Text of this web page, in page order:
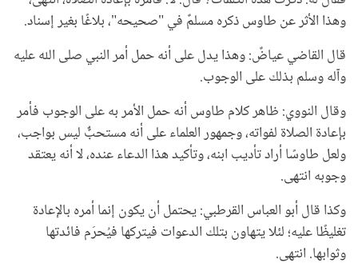
وهذا الأثر عن طاوس ذكره مسلمٌ في "صحيحه"، بلاغًا بغير إسناد.
قال القاضي عياضٌ: وهذا يدل على أنه حمل أمر النبي صلى الله عليه
وآله وسلم بذلك على الوجوب.
وقال النووي: ظاهر كلام طاوس أنه حمل الأمر به على الوجوب فأمر
بإعادة الصلاة لفواته، وجمهور العلماء على أنه مستحبٌّ ليس بواجب،
ولعل طاوسًا أراد تأديب ابنه، وتأكيد هذا الدعاء عنده، لا أنه يعتقد
وجوبه انتهى.
وكذا قال أبو العباس القرطبي: يحتمل أن يكون إنما أمره بالإعادة
تغليظًا عليه؛ لئلا يتهاون بتلك الدعوات فيتركها فيُحرَم فائدتها
وثوابها. انتهى.